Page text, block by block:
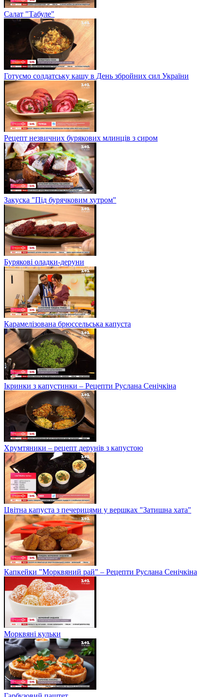
Салат "Табуле"
Готуємо солдатську кашу в День збройних сил України
Рецепт незвичних бурякових млинців з сиром
Закуска "Під бурячковим хутром"
Бурякові оладки-деруни
Карамелізована брюссельська капуста
Ікринки з капустинки – Рецепти Руслана Сенічкіна
Хрумтяники – рецепт дерунів з капустою
Цвітна капуста з печерицями у вершках "Затишна хата"
Капкейки "Морквяний рай" – Рецепти Руслана Сенічкіна
Морквяні кульки